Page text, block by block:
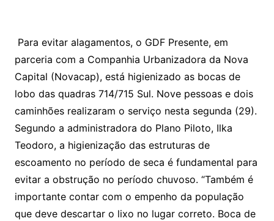
Para evitar alagamentos, o GDF Presente, em
parceria com a Companhia Urbanizadora da Nova
Capital (Novacap), está higienizado as bocas de
lobo das quadras 714/715 Sul. Nove pessoas e dois
caminhões realizaram o serviço nesta segunda (29).
Segundo a administradora do Plano Piloto, Ilka
Teodoro, a higienização das estruturas de
escoamento no período de seca é fundamental para
evitar a obstrução no período chuvoso. “Também é
importante contar com o empenho da população
que deve descartar o lixo no lugar correto. Boca de